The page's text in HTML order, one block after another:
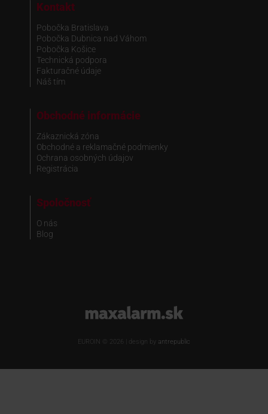
Kontakt
Pobočka Bratislava
Pobočka Dubnica nad Váhom
Pobočka Košice
Technická podpora
Fakturačné údaje
Náš tím
Obchodné informácie
Zákaznická zóna
Obchodné a reklamačné podmienky
Ochrana osobných údajov
Registrácia
Spoločnosť
O nás
Blog
www.maxalarm.sk
EUROIN © 2026 | design by antrepublic